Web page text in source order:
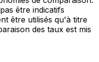
être indicatifs
être utilisés qu'à titre
des taux est mis